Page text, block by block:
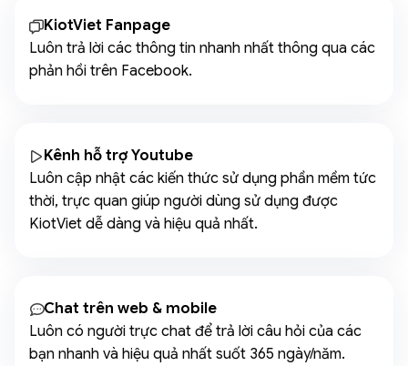
KiotViet Fanpage
Luôn trả lời các thông tin nhanh nhất thông qua các
phản hồi trên Facebook.
Kênh hỗ trợ Youtube
Luôn cập nhật các kiến thức sử dụng phần mềm tức
thời, trực quan giúp người dùng sử dụng được
KiotViet dễ dàng và hiệu quả nhất.
Chat trên web & mobile
Luôn có người trực chat để trả lời câu hỏi của các
bạn nhanh và hiệu quả nhất suốt 365 ngày/năm.